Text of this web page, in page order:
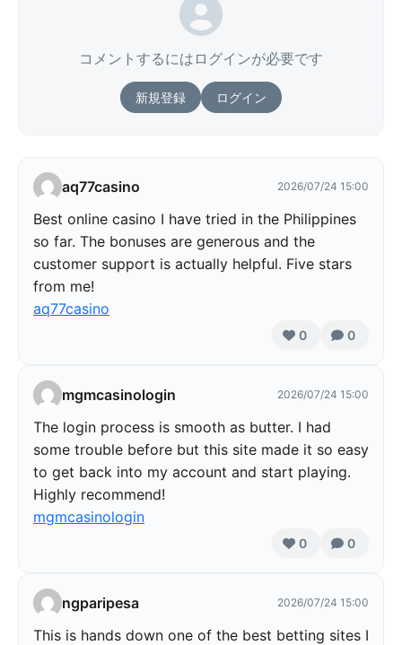
コメントするにはログインが必要です
新規登録 ログイン
aq77casino 2026/07/24 15:00
Best online casino I have tried in the Philippines
so far. The bonuses are generous and the
customer support is actually helpful. Five stars
from me!
aq77casino
0 0
mgmcasinologin 2026/07/24 15:00
The login process is smooth as butter. I had
some trouble before but this site made it so easy
to get back into my account and start playing.
Highly recommend!
mgmcasinologin
0 0
ngparipesa 2026/07/24 15:00
This is hands down one of the best betting sites I